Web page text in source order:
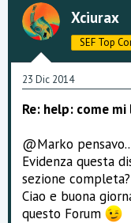
Xciurax
SEF Top
23 Dic 2014
Re: help: come
@Marko
Evidenza questa
sezione completa?
Ciao e buona
questo Forum